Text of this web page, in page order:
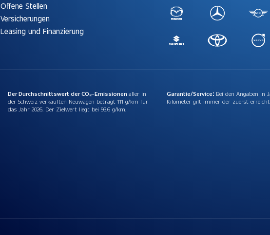
Offene Stellen
Versicherungen
Leasing und Finanzierung
Der Durchschnittswert der CO₂-Emissionenaller in
der Schweiz verkauften Neuwagen beträgt 111 g/km für
das Jahr 2026. Der Zielwert liegt bei 93.6 g/km.
Garantie/Service: Bei den Angaben in
Kilometer gilt immer der zuerst